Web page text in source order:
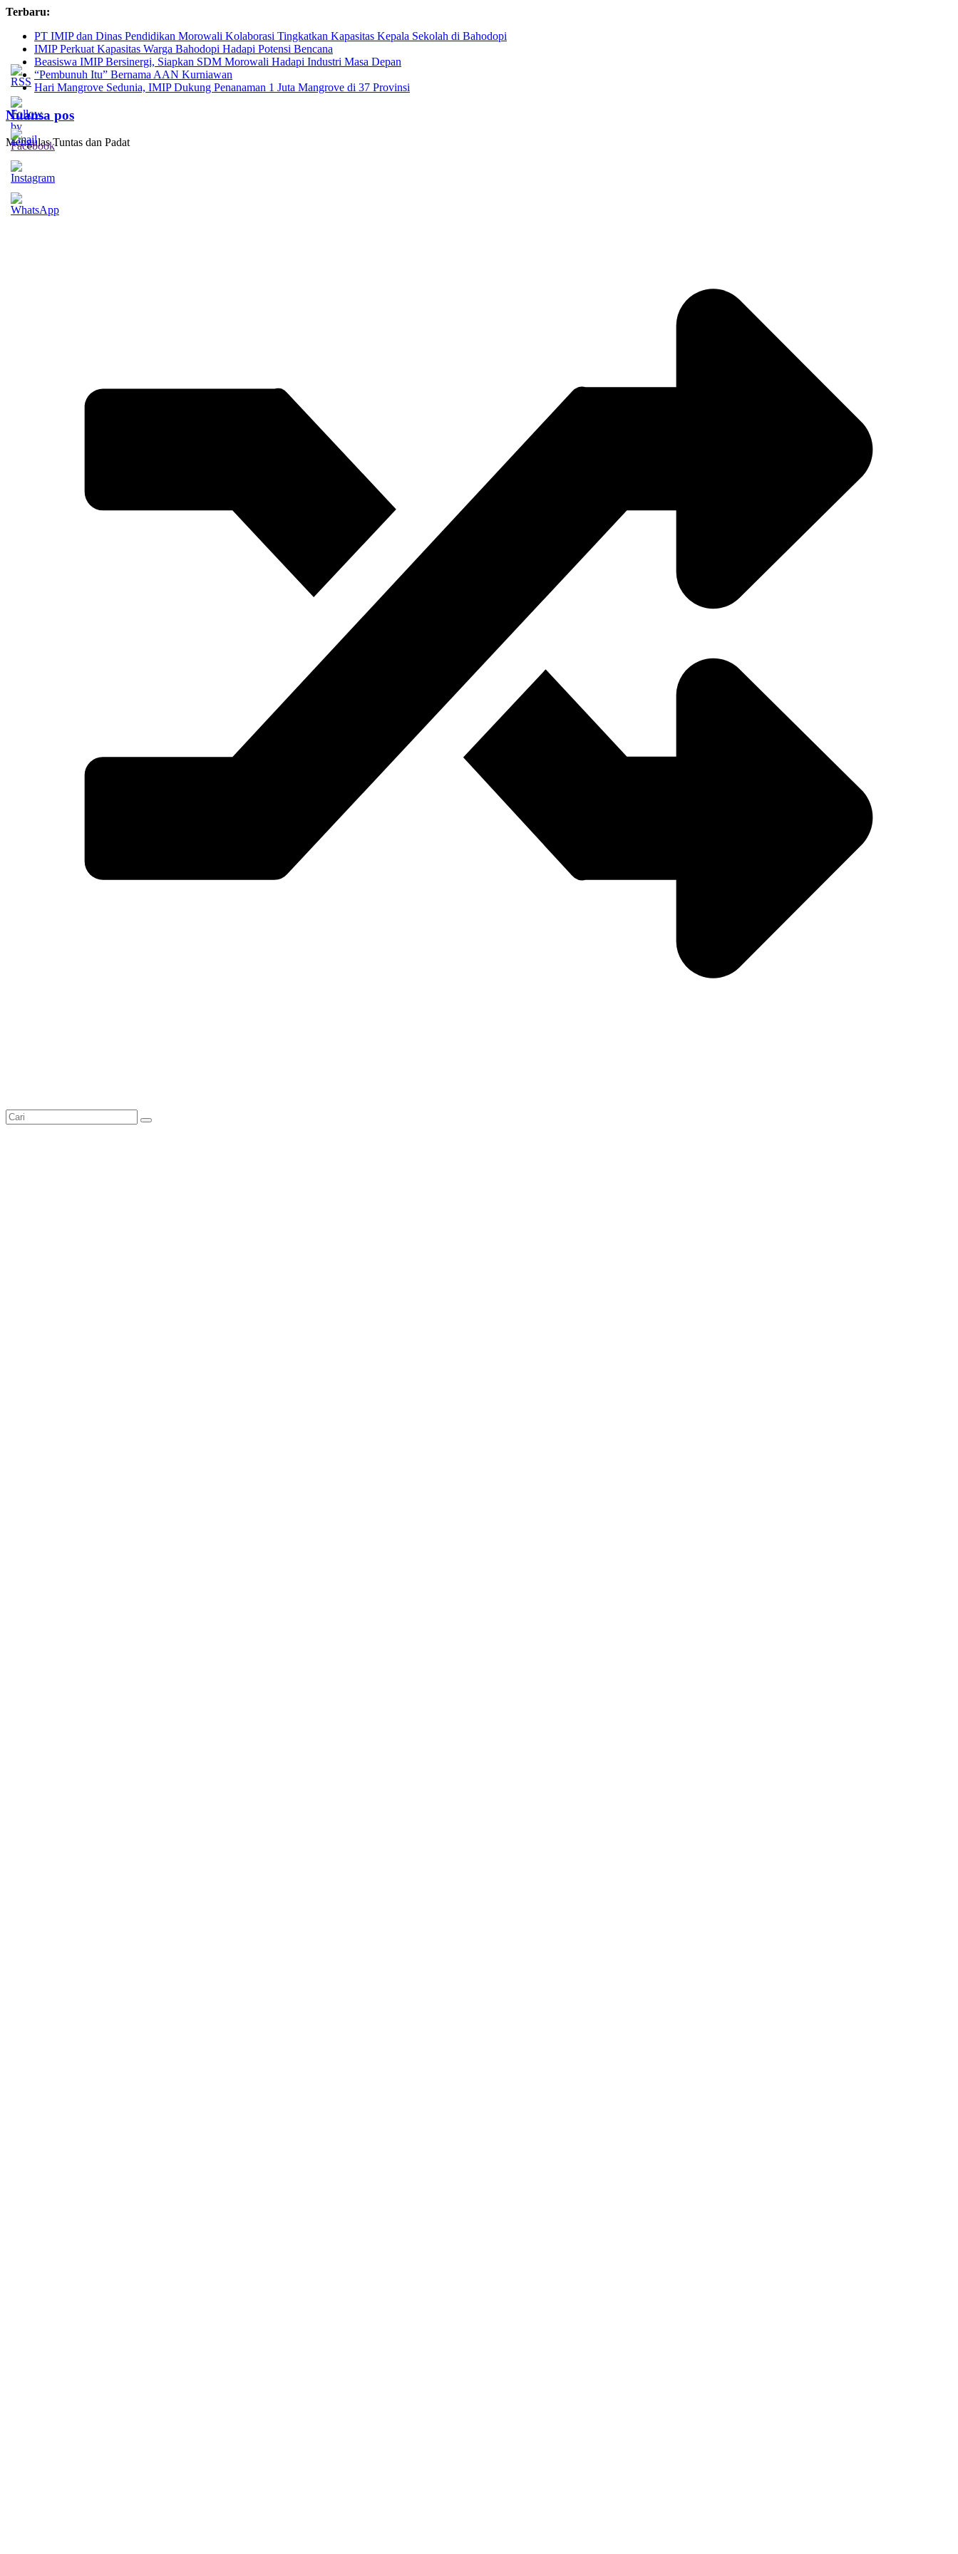
Skip
content
Terbaru:
PT IMIP dan Dinas Pendidikan Morowali Kolaborasi Tingkatkan Kapasitas Kepala Sekolah di Bahodopi
IMIP Perkuat Kapasitas Warga Bahodopi Hadapi Potensi Bencana
Beasiswa IMIP Bersinergi, Siapkan SDM Morowali Hadapi Industri Masa Depan
“Pembunuh Itu” Bernama AAN Kurniawan
Hari Mangrove Sedunia, IMIP Dukung Penanaman 1 Juta Mangrove di 37 Provinsi
Nuansa pos
Mengulas Tuntas dan Padat